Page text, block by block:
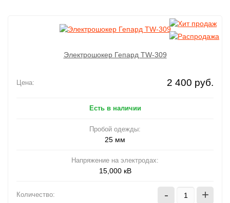
Электрошокер Гепард TW-309
Цена: 2 400 руб.
Есть в наличии
Пробой одежды:
25 мм
Напряжение на электродах:
15,000 кВ
Количество: - +